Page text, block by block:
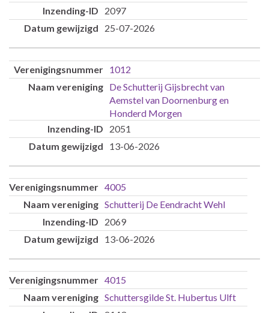
2097
25-07-2026
1012
De Schutterij Gijsbrecht van
Aemstel van Doornenburg en
Honderd Morgen
2051
13-06-2026
4005
Schutterij De Eendracht Wehl
2069
13-06-2026
4015
Schuttersgilde St. Hubertus Ulft